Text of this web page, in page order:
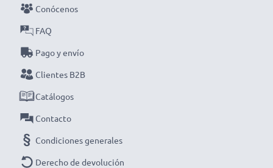
cargador inteligente y compacto con pantalla LCD de
CELLONIC. ¡Haz tu pedido ahora con entrega rápida y
garantía de 3 años!
Conócenos
FAQ
Pago y envío
Clientes B2B
Catálogos
Contacto
Condiciones generales
Derecho de devolución